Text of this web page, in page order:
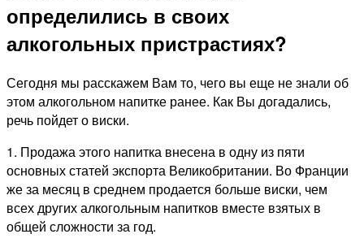
определились в своих
алкогольных пристрастиях?
Сегодня мы расскажем Вам то, чего вы еще не знали об
этом алкогольном напитке ранее. Как Вы догадались,
речь пойдет о виски.
1. Продажа этого напитка внесена в одну из пяти
основных статей экспорта Великобритании. Во Франции
же за месяц в среднем продается больше виски, чем
всех других алкогольным напитков вместе взятых в
общей сложности за год.